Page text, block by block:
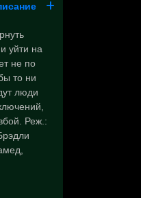
уйти на
не по
то ни
люди
Реж.: